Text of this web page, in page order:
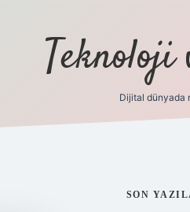
Teknoloji
Dijital dünyada
SON